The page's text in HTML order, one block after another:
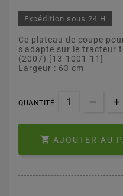
Expédition sous 24 H
Ce plateau de coupe
s'adapte sur le tracteur
(2007) [13-1001-11]
Largeur : 63 cm
QUANTITÉ
 AJOUTER AU